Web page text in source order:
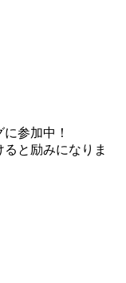
参加中！
ると励みになりま